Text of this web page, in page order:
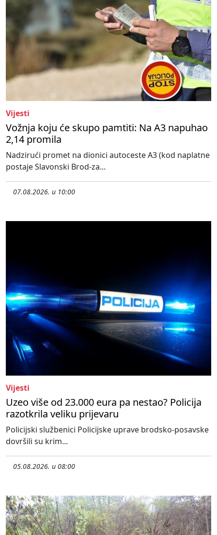
Vijesti
Vožnja koju će skupo pamtiti: Na A3 napuhao
2,14 promila
Nadzirući promet na dionici autoceste A3 (kod naplatne
postaje Slavonski Brod-za...
07.08.2026. u 10:00
Vijesti
Uzeo više od 23.000 eura pa nestao? Policija
razotkrila veliku prijevaru
Policijski službenici Policijske uprave brodsko-posavske
dovršili su krim...
05.08.2026. u 08:00